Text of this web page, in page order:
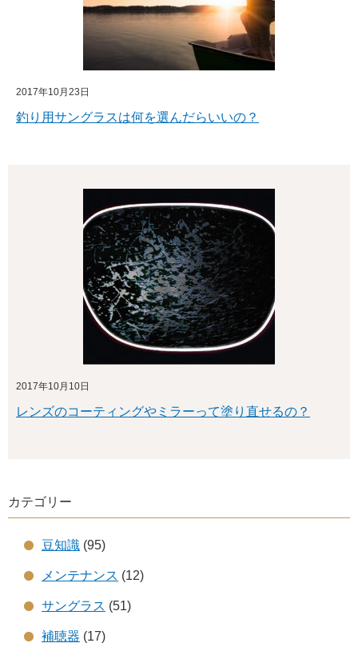
2017年10月23日
釣り用サングラスは何を選んだらいいの？
2017年10月10日
レンズのコーティングやミラーって塗り直せるの？
カテゴリー
豆知識 (95)
メンテナンス (12)
サングラス (51)
補聴器 (17)